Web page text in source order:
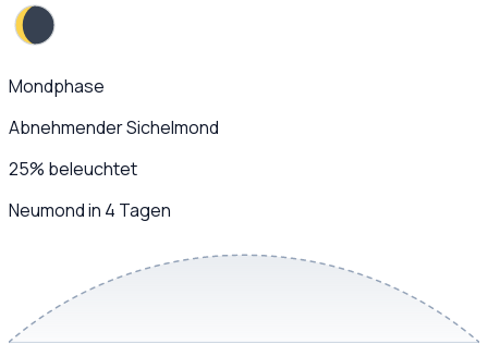
Mondphase
Abnehmender Sichelmond
25% beleuchtet
Neumond in 4 Tagen